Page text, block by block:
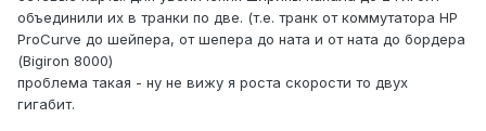
объединили их в транки по две. (т.е. транк от коммутатора HP
ProCurve до шейпера, от шепера до ната и от ната до бордера
(Bigiron 8000)
проблема такая - ну не вижу я роста скорости то двух
гигабит.